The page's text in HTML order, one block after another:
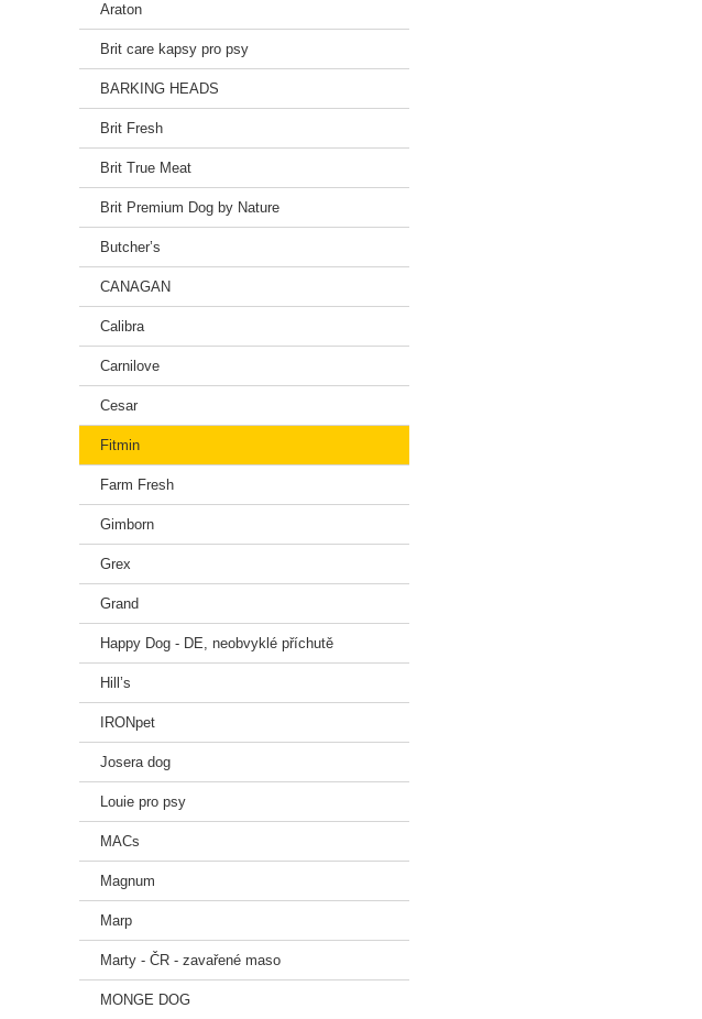
Araton
Brit care kapsy pro psy
BARKING HEADS
Brit Fresh
Brit True Meat
Brit Premium Dog by Nature
Butcher’s
CANAGAN
Calibra
Carnilove
Cesar
Fitmin
Farm Fresh
Gimborn
Grex
Grand
Happy Dog - DE, neobvyklé příchutě
Hill’s
IRONpet
Josera dog
Louie pro psy
MACs
Magnum
Marp
Marty - ČR - zavařené maso
MONGE DOG